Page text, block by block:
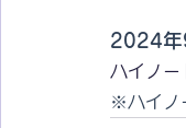
2024年
ハイノー
※ハイノ